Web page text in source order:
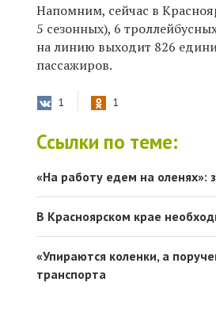
Напомним, сейчас в
5 сезонных), 6
на линию выходит 826
пассажиров.
1 1
Ссылки по теме:
«На работу едем на оленях»:
В Красноярском крае
«Упираются коленки, а
транспорта